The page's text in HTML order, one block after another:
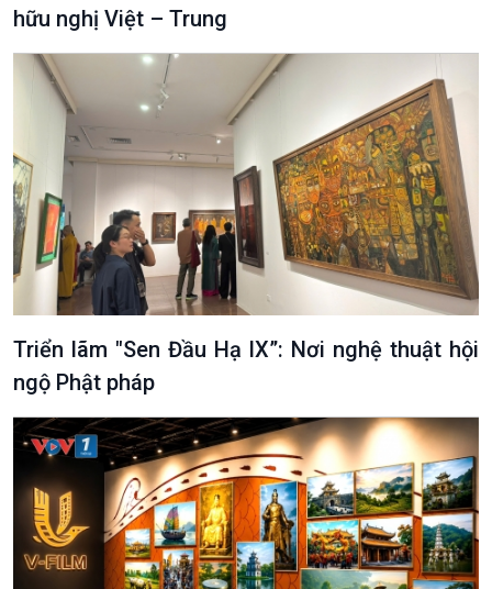
VOV1 đặc biệt
hữu nghị Việt – Trung
Triển lãm "Sen Đầu Hạ IX”: Nơi nghệ thuật hội
ngộ Phật pháp